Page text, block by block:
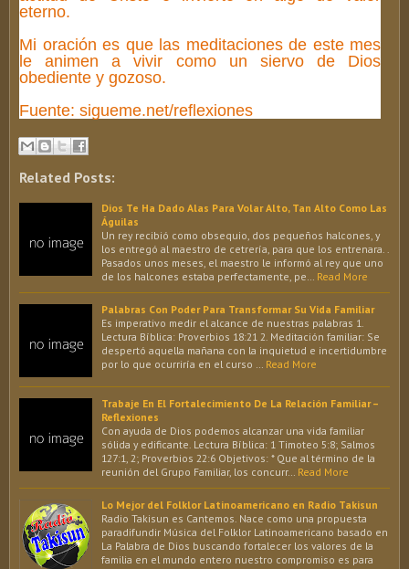
eterno.
Mi oración es que las meditaciones de este mes
le animen a vivir como un siervo de Dios
obediente y gozoso.
Fuente: sigueme.net/reflexiones
Related Posts:
Dios Te Ha Dado Alas Para Volar Alto, Tan Alto Como Las
Águilas
Un rey recibió como obsequio, dos pequeños halcones, y
los entregó al maestro de cetrería, para que los entrenara. .
Pasados unos meses, el maestro le informó al rey que uno
de los halcones estaba perfectamente, pe…
Read More
Palabras Con Poder Para Transformar Su Vida Familiar
Es imperativo medir el alcance de nuestras palabras 1.
Lectura Bíblica: Proverbios 18:21 2. Meditación familiar: Se
despertó aquella mañana con la inquietud e incertidumbre
por lo que ocurriría en el curso …
Read More
Trabaje En El Fortalecimiento De La Relación Familiar –
Reflexiones
Con ayuda de Dios podemos alcanzar una vida familiar
sólida y edificante. Lectura Bíblica: 1 Timoteo 5:8; Salmos
127:1, 2; Proverbios 22:6 Objetivos: * Que al término de la
reunión del Grupo Familiar, los concurr…
Read More
Lo Mejor del Folklor Latinoamericano en Radio Takisun
Radio Takisun es Cantemos. Nace como una propuesta
paradifundir Música del Folklor Latinoamericano basado en
La Palabra de Dios buscando fortalecer los valores de la
familia en el mundo entero nuestro compromiso es para